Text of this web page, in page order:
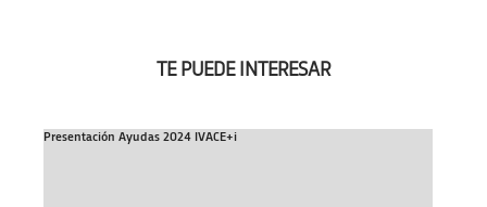
TE PUEDE INTERESAR
Presentación Ayudas 2024 IVACE+i